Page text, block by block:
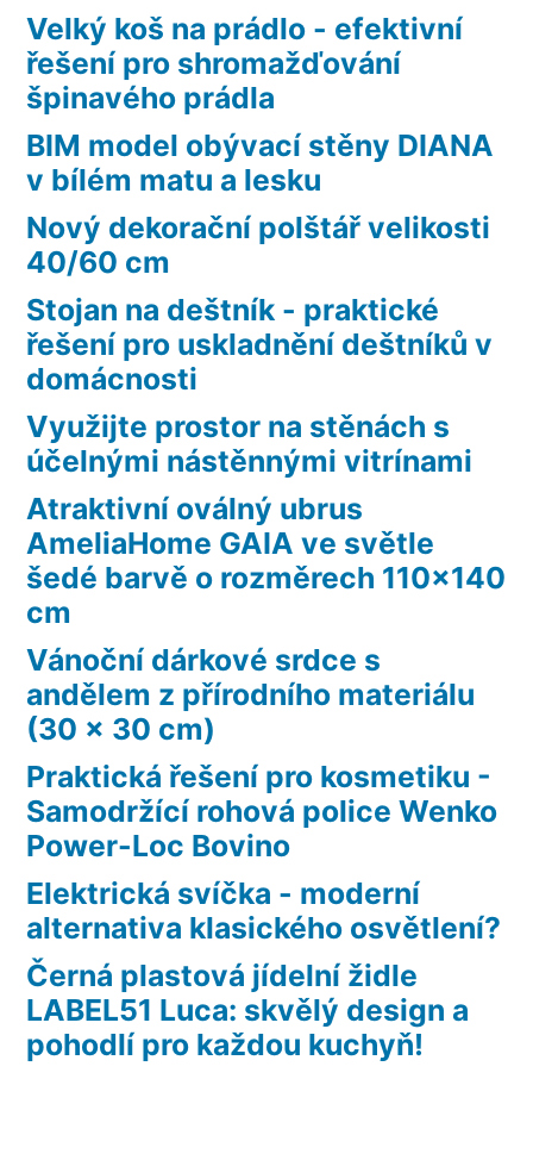
Velký koš na prádlo - efektivní
řešení pro shromažďování
špinavého prádla
BIM model obývací stěny DIANA
v bílém matu a lesku
Nový dekorační polštář velikosti
40/60 cm
Stojan na deštník - praktické
řešení pro uskladnění deštníků v
domácnosti
Využijte prostor na stěnách s
účelnými nástěnnými vitrínami
Atraktivní oválný ubrus
AmeliaHome GAIA ve světle
šedé barvě o rozměrech 110×140
cm
Vánoční dárkové srdce s
andělem z přírodního materiálu
(30 x 30 cm)
Praktická řešení pro kosmetiku -
Samodržící rohová police Wenko
Power-Loc Bovino
Elektrická svíčka - moderní
alternativa klasického osvětlení?
Černá plastová jídelní židle
LABEL51 Luca: skvělý design a
pohodlí pro každou kuchyň!